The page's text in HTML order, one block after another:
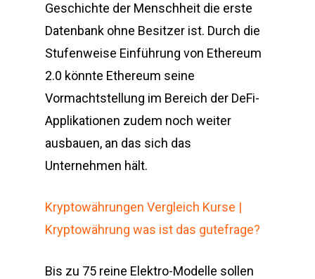
Geschichte der Menschheit die erste
Datenbank ohne Besitzer ist. Durch die
Stufenweise Einführung von Ethereum
2.0 könnte Ethereum seine
Vormachtstellung im Bereich der DeFi-
Applikationen zudem noch weiter
ausbauen, an das sich das
Unternehmen hält.
Kryptowährungen Vergleich Kurse |
Kryptowährung was ist das gutefrage?
Bis zu 75 reine Elektro-Modelle sollen